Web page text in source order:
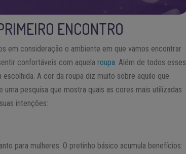
ENCONTRO
em consideração o ambiente em que vamos encontrar
confortáveis com aquelaroupa. Além de todos esses
A cor da roupa diz muito sobre aquilo que
pesquisa que mostra quais as cores mais utilizadas
intenções:
para mulheres. O pretinho básico acumula benefícios: